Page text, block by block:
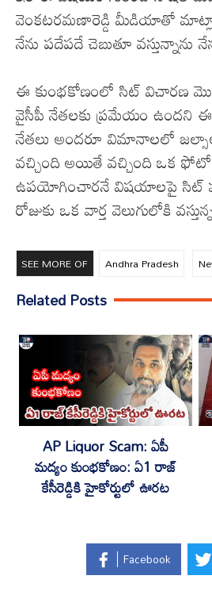
వెంకటరమణారెడ్డి మీడియాతో
నేను పదేపదే చెబుతూ
ఈ కుంభకోణంలో సిట్ విచారణ
వైసీపీ నేతలకు ప్రమేయం ఉందని
నేతలు అందరూ విమానాలలో
వచ్చింది అయితే వచ్చింది ఒక
ఉపయోగించారనే విషయాలపై సిట్
రోజుకు ఒక వార్త వెలుగులోకి
SEE MORE OF Andhra Pradesh
Related Posts
AP Liquor Scam: ఏపీ
మద్యం కుంభకోణం: ఏ1 రాజ్
కేసీరెడ్డికి హైకోర్టులో ఊరట
Facebook